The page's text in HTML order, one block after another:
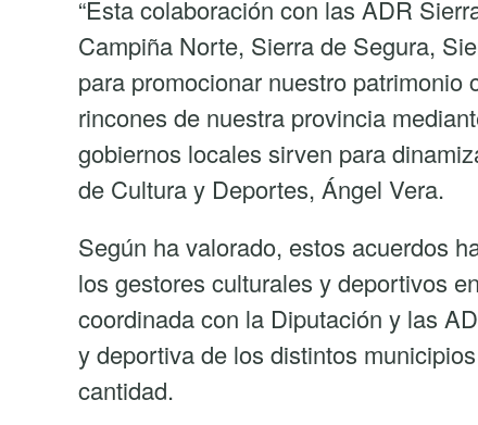
“Esta colaboración con las ADR
Campiña Norte, Sierra de Segura,
para promocionar nuestro
rincones de nuestra provincia
gobiernos locales sirven para
de Cultura y Deportes, Ángel Vera.
Según ha valorado, estos acuerdos
los gestores culturales y deportivos
coordinada con la Diputación y las
y deportiva de los distintos
cantidad.